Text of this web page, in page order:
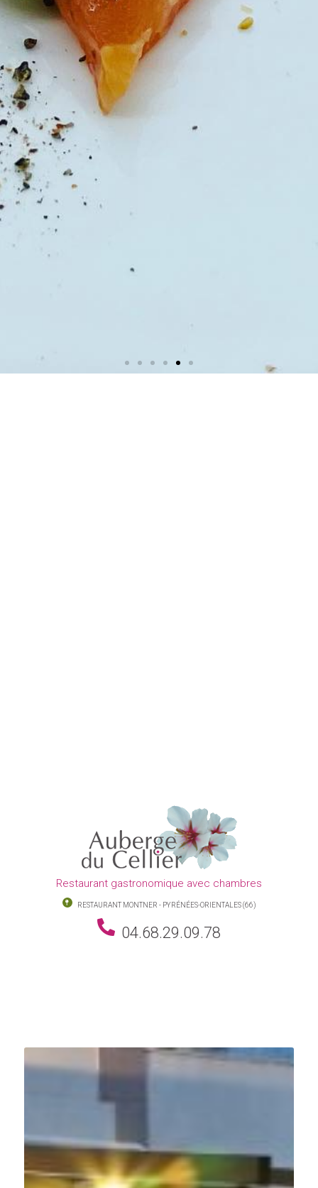
Restaurant gastronomique avec chambres
RESTAURANT MONTNER - PYRÉNÉES-ORIENTALES (66)
04.68.29.09.78